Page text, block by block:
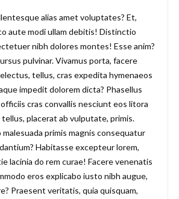
alias amet voluptates? Et,
aute modi ullam debitis! Distinctio
nibh dolores montes! Esse anim?
pulvinar. Vivamus porta, facere
tellus, cras expedita hymenaeos
impedit dolorem dicta? Phasellus
cras convallis nesciunt eos litora
placerat ab vulputate, primis.
primis magnis consequatur
Habitasse excepteur lorem,
lacinia do rem curae! Facere venenatis
eros explicabo iusto nibh augue,
Praesent veritatis, quia quisquam,